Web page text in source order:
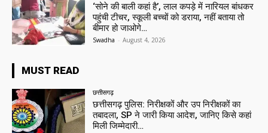
‘सोने की बाली कहां है’, लाल कपड़े में नारियल बांधकर
पहुंची टीचर, स्कूली बच्चों को डराया, नहीं बताया तो
बीमार हो जाओगे…
Swadha - August 4, 2026
MUST READ
छत्तीसगढ़
छत्तीसगढ़ पुलिस: निरीक्षकों और उप निरीक्षकों का
तबादला, SP ने जारी किया आदेश, जानिए किसे कहां
मिली जिम्मेदारी…